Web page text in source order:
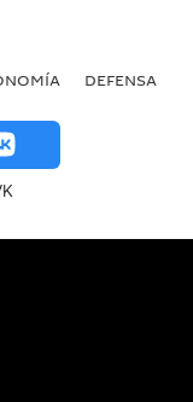
DEFENSA